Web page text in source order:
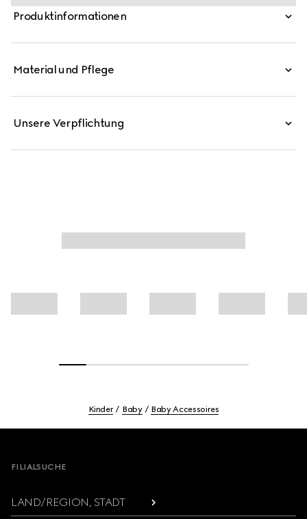
Braun hervor.
Produktinformationen
Material und Pflege
Unsere Verpflichtung
Kinder Baby Baby Accessoires
FILIALSUCHE
LAND/REGION, STADT